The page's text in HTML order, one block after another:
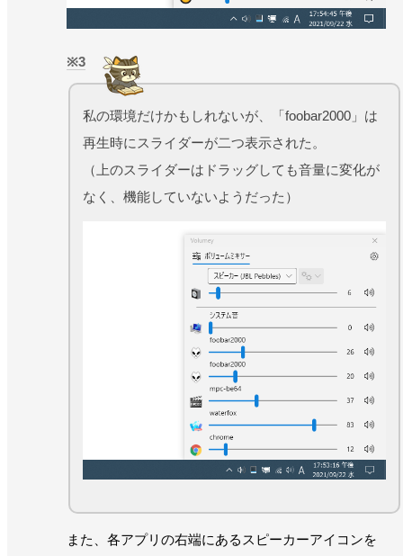
3
私の環境だけかもしれないが、「foobar2000」は
再生時にスライダーが二つ表示された。
（上のスライダーはドラッグしても音量に変化が
なく、機能していないようだった）
また、各アプリの右端にあるスピーカーアイコンを